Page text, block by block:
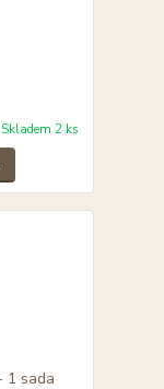
Skladem 2 ks